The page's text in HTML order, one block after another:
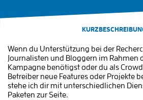
Wenn du Unterstützung bei der
Journalisten und Bloggern im
Kampagne benötigst oder du als
Betreiber neue Features oder Projekte
stehe ich dir mit unterschiedlichen
Paketen zur Seite.